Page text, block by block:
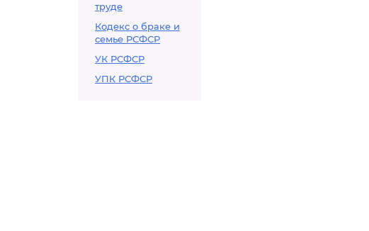
труде
Кодекс о браке и
семье РСФСР
УК РСФСР
УПК РСФСР